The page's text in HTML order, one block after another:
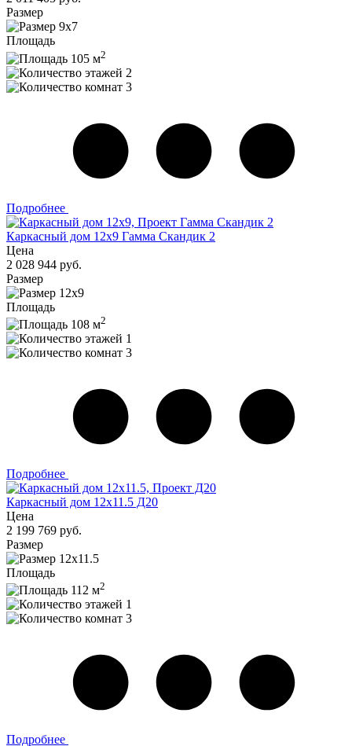
Размер
9х7
Площадь
105 м2
2
3
Подробнее
Каркасный дом 12x9 Гамма Скандик 2
Цена
2 028 944 руб.
Размер
12x9
Площадь
108 м2
1
3
Подробнее
Каркасный дом 12х11.5 Д20
Цена
2 199 769 руб.
Размер
12х11.5
Площадь
112 м2
1
3
Подробнее